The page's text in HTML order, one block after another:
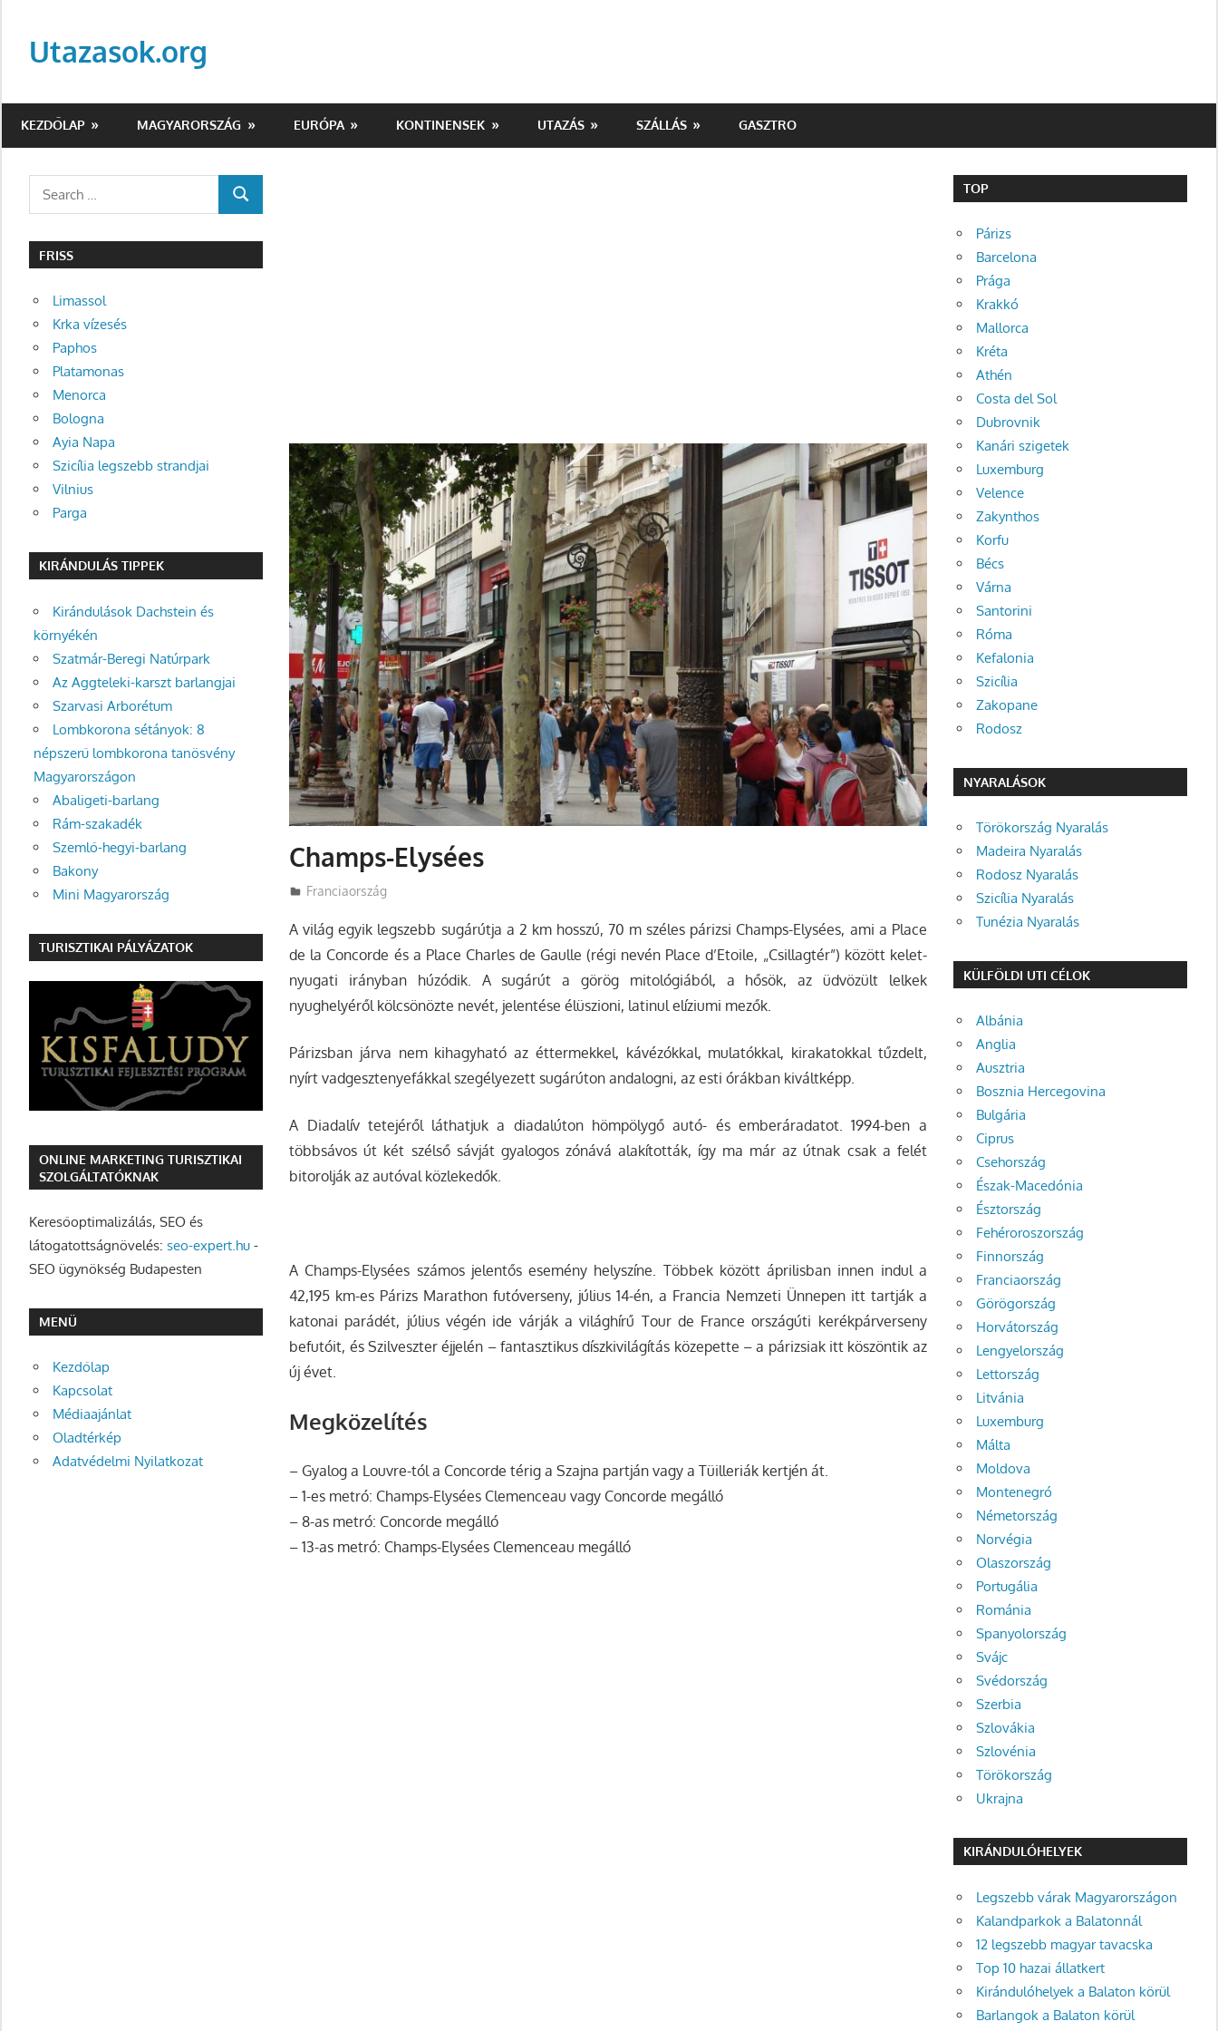
contentUtazasok.org
KEZDŐLAP MAGYARORSZÁG EURÓPA KONTINENSEK UTAZÁS SZÁLLÁS GASZTRO
Champs-Elysées
Utazasok.org
Franciaország
A világ egyik legszebb sugárútja a 2 km hosszú, 70 m széles párizsi Champs-Elysées, ami a Place
de la Concorde és a Place Charles de Gaulle (régi nevén Place d’Etoile, „Csillagtér”) között kelet-
nyugati irányban húzódik. A sugárút a görög mitológiából, a hősök, az üdvözült lelkek
nyughelyéről kölcsönözte nevét, jelentése élüszioni, latinul elíziumi mezők.
Párizsban járva nem kihagyható az éttermekkel, kávézókkal, mulatókkal, kirakatokkal tűzdelt,
nyírt vadgesztenyefákkal szegélyezett sugárúton andalogni, az esti órákban kiváltképp.
A Diadalív tetejéről láthatjuk a diadalúton hömpölygő autó- és emberáradatot. 1994-ben a
többsávos út két szélső sávját gyalogos zónává alakították, így ma már az útnak csak a felét
bitorolják az autóval közlekedők.
A Champs-Elysées számos jelentős esemény helyszíne. Többek között áprilisban innen indul a
42,195 km-es Párizs Marathon futóverseny, július 14-én, a Francia Nemzeti Ünnepen itt tartják a
katonai parádét, július végén ide várják a világhírű Tour de France országúti kerékpárverseny
befutóit, és Szilveszter éjjelén – fantasztikus díszkivilágítás közepette – a párizsiak itt köszöntik az
új évet.
Megközelítés
– Gyalog a Louvre-tól a Concorde térig a Szajna partján vagy a Tüilleriák kertjén át.
– 1-es metró: Champs-Elysées Clemenceau vagy Concorde megálló
– 8-as metró: Concorde megálló
– 13-as metró: Champs-Elysées Clemenceau megálló
SEARCH
FRISS
Limassol
Krka vízesés
Paphos
Platamonas
Menorca
Bologna
Ayia Napa
Szicília legszebb strandjai
Vilnius
Parga
KIRÁNDULÁS TIPPEK
Kirándulások Dachstein és
környékén
Szatmár-Beregi Natúrpark
Az Aggteleki-karszt barlangjai
Szarvasi Arborétum
Lombkorona sétányok: 8
népszerű lombkorona tanösvény
Magyarországon
Abaligeti-barlang
Rám-szakadék
Szemlő-hegyi-barlang
Bakony
Mini Magyarország
TURISZTIKAI PÁLYÁZATOK
ONLINE MARKETING TURISZTIKAI
SZOLGÁLTATÓKNAK
Keresőoptimalizálás, SEO és
látogatottságnövelés: seo-expert.hu -
SEO ügynökség Budapesten
MENÜ
Kezdőlap
Kapcsolat
Médiaajánlat
Oladtérkép
Adatvédelmi Nyilatkozat
TOP
Párizs
Barcelona
Prága
Krakkó
Mallorca
Kréta
Athén
Costa del Sol
Dubrovnik
Kanári szigetek
Luxemburg
Velence
Zakynthos
Korfu
Bécs
Várna
Santorini
Róma
Kefalonia
Szicília
Zakopane
Rodosz
NYARALÁSOK
Törökország Nyaralás
Madeira Nyaralás
Rodosz Nyaralás
Szicília Nyaralás
Tunézia Nyaralás
KÜLFÖLDI UTI CÉLOK
Albánia
Anglia
Ausztria
Bosznia Hercegovina
Bulgária
Ciprus
Csehország
Észak-Macedónia
Észtország
Fehéroroszország
Finnország
Franciaország
Görögország
Horvátország
Lengyelország
Lettország
Litvánia
Luxemburg
Málta
Moldova
Montenegró
Németország
Norvégia
Olaszország
Portugália
Románia
Spanyolország
Svájc
Svédország
Szerbia
Szlovákia
Szlovénia
Törökország
Ukrajna
KIRÁNDULÓHELYEK
Legszebb várak Magyarországon
Kalandparkok a Balatonnál
12 legszebb magyar tavacska
Top 10 hazai állatkert
Kirándulóhelyek a Balaton körül
Barlangok a Balaton körül